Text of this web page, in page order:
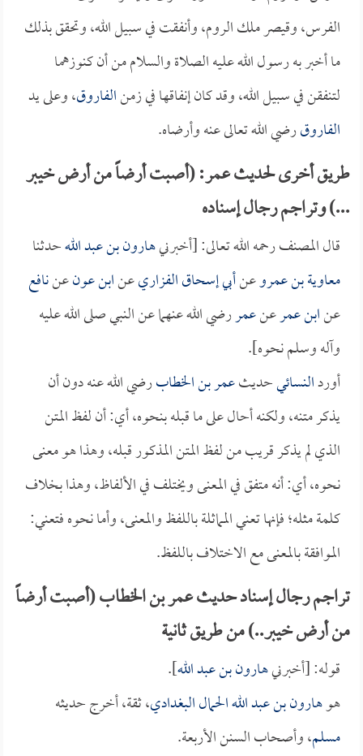
الفرس، وقيصر ملك الروم، وأنفقت في سبيل الله، وتحقق بذلك
ما أخبر به رسول الله عليه الصلاة والسلام من أن كنوزهما
لتنفقن في سبيل الله، وقد كان إنفاقها في زمنالفاروق، وعلى يد
الفاروقرضي الله تعالى عنه وأرضاه.
طريق أخرى لحديث عمر: (أصبت أرضاً من أرض خيبر
...) وتراجم رجال إسناده
قال المصنف رحمه الله تعالى: [أخبرنيهارون بن عبد اللهحدثنا
معاوية بن عمروعنأبي إسحاق الفزاريعنابن عونعننافع
عنابن عمرعنعمررضي الله عنهما عن النبي صلى الله عليه
وآله وسلم نحوه].
أوردالنسائيحديثعمر بن الخطابرضي الله عنه دون أن
يذكر متنه، ولكنه أحال على ما قبله بنحوه، أي: أن لفظ المتن
الذي لم يذكر قريب من لفظ المتن المذكور قبله، وهذا هو معنى
نحوه، أي: أنه متفق في المعنى ويختلف في الألفاظ، وهذا بخلاف
كلمة مثله؛ فإنها تعني المماثلة باللفظ والمعنى، وأما نحوه فتعني:
الموافقة بالمعنى مع الاختلاف باللفظ.
تراجم رجال إسناد حديث عمر بن الخطاب (أصبت أرضاً
من أرض خيبر..) من طريق ثانية
قوله: [أخبرنيهارون بن عبد الله].
هوهارون بن عبد الله الحمال البغدادي، ثقة، أخرج حديثه
مسلم، وأصحاب السنن الأربعة.